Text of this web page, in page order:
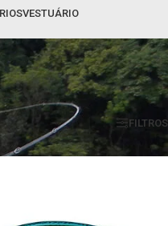
VESTUÁRIO
60 80 FILTROS